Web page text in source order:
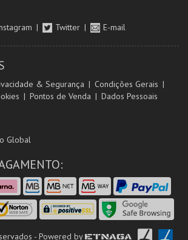
Twitter E-mail
& Segurança
Condições Gerais
Pontos de Venda Dados Pessoais
Global
- Powered by ETNAGA